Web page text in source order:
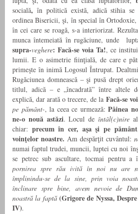
socială, în politică există, adică stihia se
ordinea Bisericii, şi, în special în
în cei care se roagă, s-a interiorizat.
munca întemeiată în rugăciune, unde
supra-veghere: Facă-se voia Ta!, ce
lumii. E o asimetrie fiinţială, de care e
primeşte în inimă Logosul Întrupat.
Rugăciunea domnească – şi pusă drept
titlul, adică – e „încadrată” între altele
explică, dar arată o trecere, de la Facă-se
pe pământ-, la ceea ce urmează:Pâinea
ne-o nouă astăzi. Locul deîntâl(c)nire
chiar: precum în cer, aşa şi pe pământ
voinţelor noastre. Am despărţit cuvântul:
numai faptul trudei, muncii, luptei cu noi
se petrec sub ascultare, tocmai pentru a
pornirea spre rău ivită în noi nu are
împlinindu-se de la sine, prin voia
înclinare spre bine, avem nevoie de
noastră la faptă(Grigore de Nyssa,
IV).